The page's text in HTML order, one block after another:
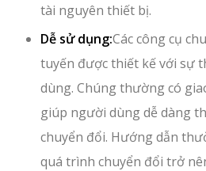
tài nguyên thiết bị.
Dễ sử dụng:Các công cụ
tuyến được thiết kế với sự
dùng. Chúng thường có
giúp người dùng dễ dàng
chuyển đổi. Hướng dẫn
quá trình chuyển đổi trở